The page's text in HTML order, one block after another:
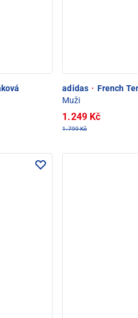
adidas · French
Muži
1.249 Kč
1.799 Kč